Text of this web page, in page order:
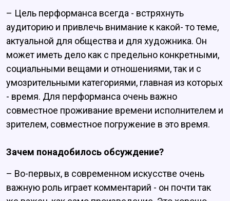
– Цель перформанса всегда - встряхнуть
аудиторию и привлечь внимание к какой- то теме,
актуальной для общества и для художника. Он
может иметь дело как с предельно конкретными,
социальными вещами и отношениями, так и с
умозрительными категориями, главная из которых
- время. Для перформанса очень важно
совместное проживание времени исполнителем и
зрителем, совместное погружение в это время.
Зачем понадобилось обсуждение?
– Во-первых, в современном искусстве очень
важную роль играет комментарий - он почти так